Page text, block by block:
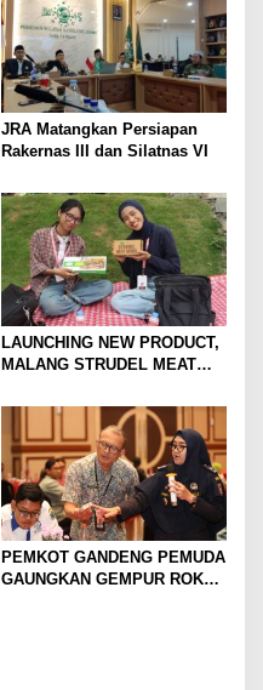
JRA Matangkan Persiapan
Rakernas III dan Silatnas VI
LAUNCHING NEW PRODUCT,
MALANG STRUDEL MEAT
PEMKOT GANDENG PEMUDA
GAUNGKAN GEMPUR ROKOK